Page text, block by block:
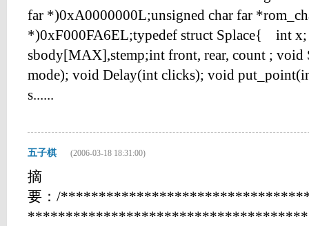
far *)0xA0000000L;unsigned char far
*)0xF000FA6EL;typedef struct Splace{ int
sbody[MAX],stemp;int front, rear, count ; void
mode); void Delay(int clicks); void
s......
五子棋 (2006-03-18 18:31:00)
摘
要：/